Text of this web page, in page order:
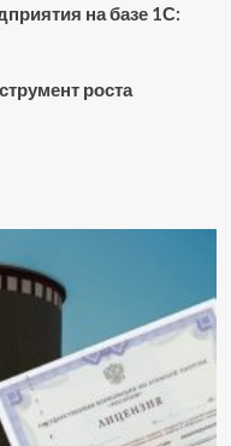
на базе 1С:
роста